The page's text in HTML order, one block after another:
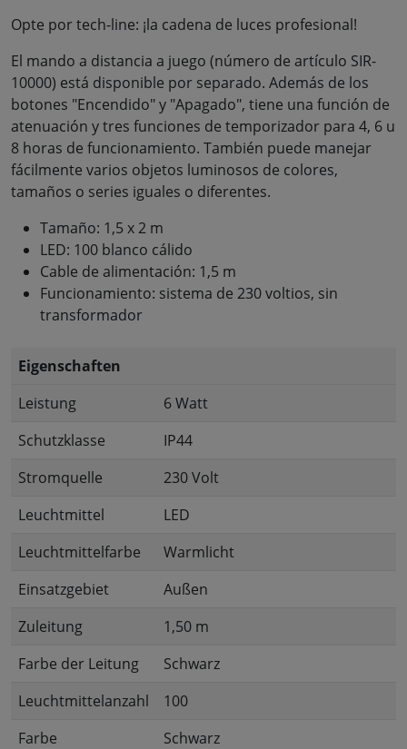
Opte por tech-line: ¡la cadena de luces profesional!
El mando a distancia a juego (número de artículo SIR-
10000) está disponible por separado. Además de los
botones "Encendido" y "Apagado", tiene una función de
atenuación y tres funciones de temporizador para 4, 6 u
8 horas de funcionamiento. También puede manejar
fácilmente varios objetos luminosos de colores,
tamaños o series iguales o diferentes.
Tamaño: 1,5 x 2 m
LED: 100 blanco cálido
Cable de alimentación: 1,5 m
Funcionamiento: sistema de 230 voltios, sin
transformador
Eigenschaften
Leistung
6 Watt
Schutzklasse
IP44
Stromquelle
230 Volt
Leuchtmittel
LED
Leuchtmittelfarbe
Warmlicht
Einsatzgebiet
Außen
Zuleitung
1,50 m
Farbe der Leitung
Schwarz
Leuchtmittelanzahl
100
Farbe
Schwarz